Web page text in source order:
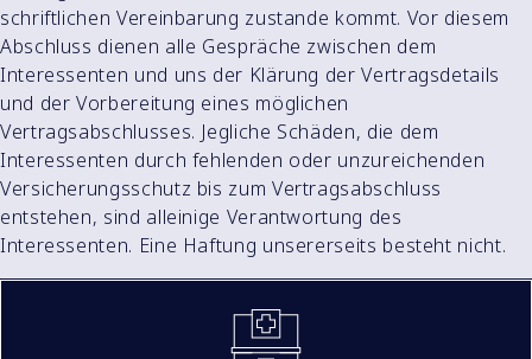
schriftlichen Vereinbarung zustande kommt. Vor diesem
Abschluss dienen alle Gespräche zwischen dem
Interessenten und uns der Klärung der Vertragsdetails
und der Vorbereitung eines möglichen
Vertragsabschlusses. Jegliche Schäden, die dem
Interessenten durch fehlenden oder unzureichenden
Versicherungsschutz bis zum Vertragsabschluss
entstehen, sind alleinige Verantwortung des
Interessenten. Eine Haftung unsererseits besteht nicht.